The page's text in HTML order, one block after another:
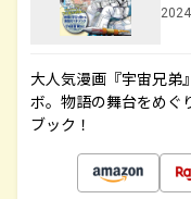
大人気漫画『宇宙兄弟
ボ。物語の舞台をめぐ
ブック！